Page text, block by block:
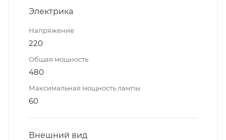
Электрика
Напряжение
220
Общая мощность
480
Максимальная мощность лампы
60
Внешний вид